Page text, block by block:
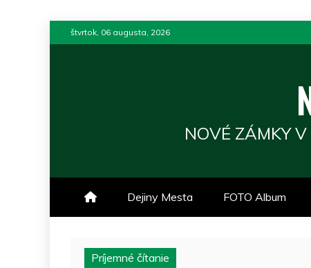
to
štvrtok, 06 augusta, 2026
NOVÉ ZÁMKY
Dejiny Mesta FOTO Album
Príjemné čítanie